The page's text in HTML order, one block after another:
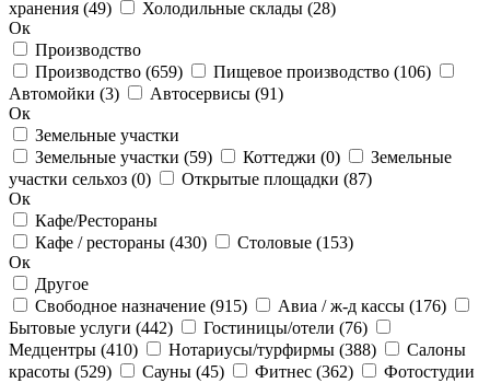
хранения (49) Холодильные склады (28)
Ок
Производство
Производство (659) Пищевое производство (106)
Автомойки (3) Автосервисы (91)
Ок
Земельные участки
Земельные участки (59) Коттеджи (0)
Земельные
участки сельхоз (0) Открытые площадки (87)
Ок
Кафе/Рестораны
Кафе / рестораны (430) Столовые (153)
Ок
Другое
Свободное назначение (915) Авиа / ж-д кассы (176)
Бытовые услуги (442) Гостиницы/отели (76)
Медцентры (410) Нотариусы/турфирмы (388)
Салоны
красоты (529) Сауны (45) Фитнес (362)
Фотостудии